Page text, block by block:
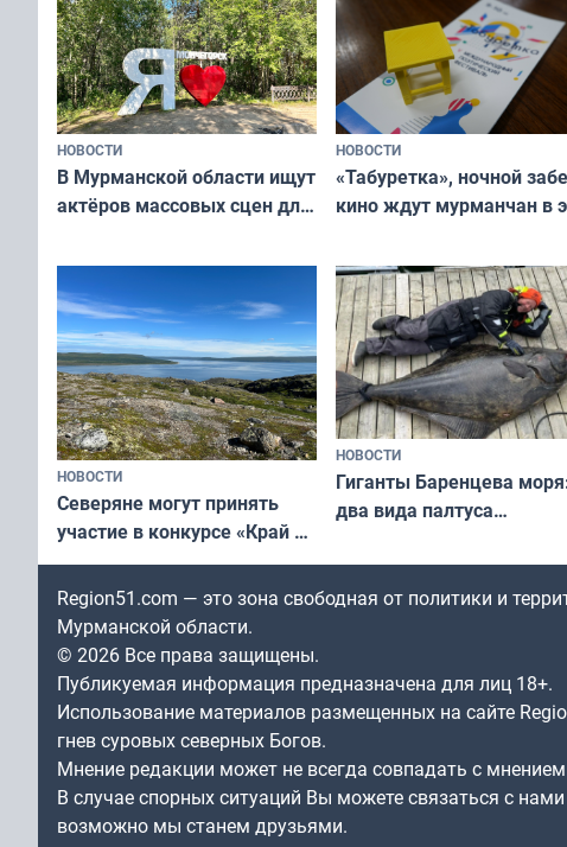
НОВОСТИ
В Мурманской области ищут
актёров массовых сцен для
короткометражном фильме
НОВОСТИ
«Табуретка», ночной
кино ждут мурманчан в
НОВОСТИ
Северяне могут принять
участие в конкурсе «Край у
северной границы: фотогид
по Печенгскому округу»
НОВОСТИ
Гиганты Баренцева
два вида палтуса
Region51.com — это зона свободная от политики и
Мурманской области.
© 2026 Все права защищены.
Публикуемая информация предназначена для лиц 18+.
Использование материалов размещенных на сайте
гнев суровых северных Богов.
Мнение редакции может не всегда совпадать с
В случае спорных ситуаций Вы можете связаться с
возможно мы станем друзьями.